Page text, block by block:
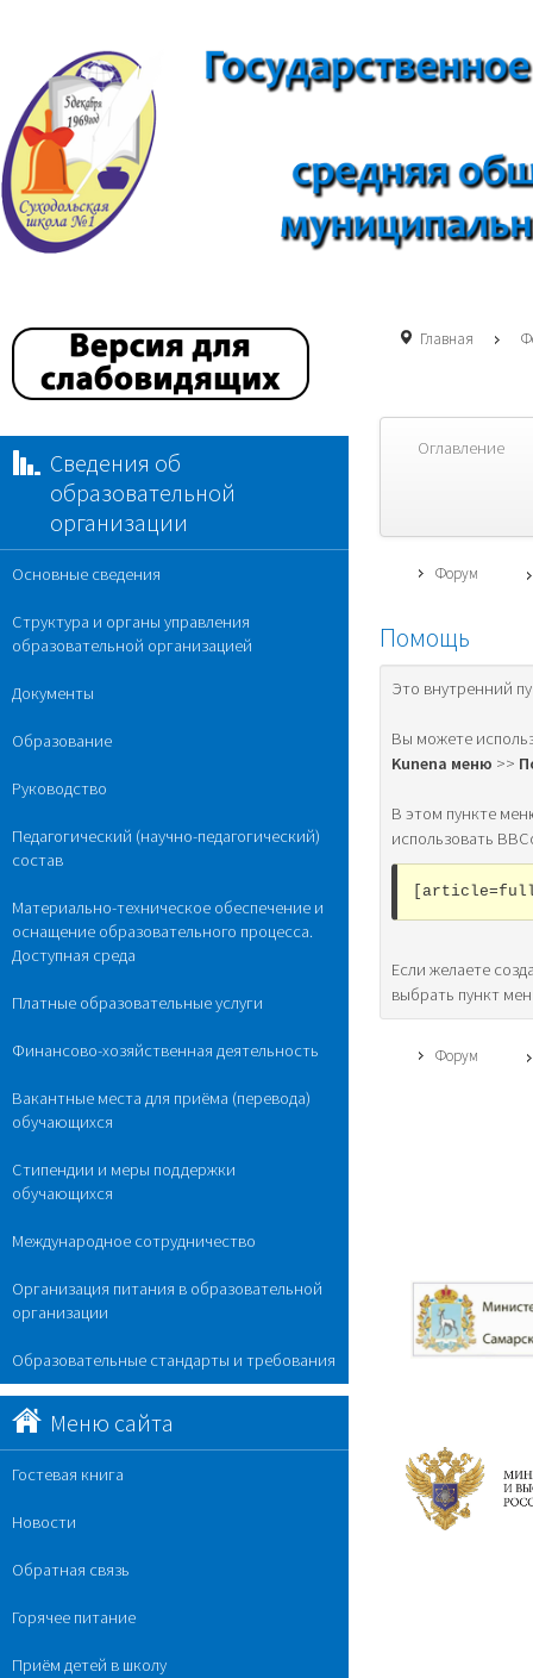
Главная
Оглавление
Форум
Помощь
Это внутренний
Вы можете
Kunena меню >>
В этом пункте
использовать
Если желаете
выбрать пункт
Форум
Сведения об
образовательной
организации
Основные сведения
Структура и органы управления
образовательной организацией
Документы
Образование
Руководство
Педагогический (научно-педагогический)
состав
Материально-техническое обеспечение и
оснащение образовательного процесса.
Доступная среда
Платные образовательные услуги
Финансово-хозяйственная деятельность
Вакантные места для приёма (перевода)
обучающихся
Стипендии и меры поддержки
обучающихся
Международное сотрудничество
Организация питания в образовательной
организации
Образовательные стандарты и требования
Меню сайта
Гостевая книга
Новости
Обратная связь
Горячее питание
Приём детей в школу